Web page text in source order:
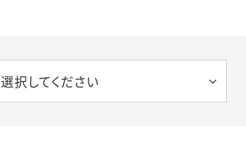
選択してください